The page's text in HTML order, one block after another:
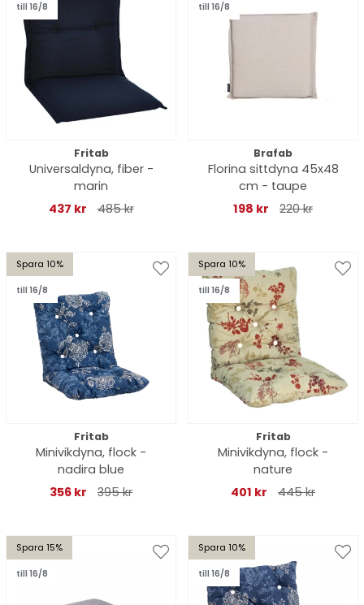
till 16/8
Fritab
Universaldyna, fiber -
marin
437 kr
485 kr
till 16/8
Brafab
Florina sittdyna 45x48
cm - taupe
198 kr
220 kr
Spara 10%
till 16/8
Fritab
Minivikdyna, flock -
nadira blue
356 kr
395 kr
Spara 10%
till 16/8
Fritab
Minivikdyna, flock -
nature
401 kr
445 kr
Spara 15%
till 16/8
Spara 10%
till 16/8